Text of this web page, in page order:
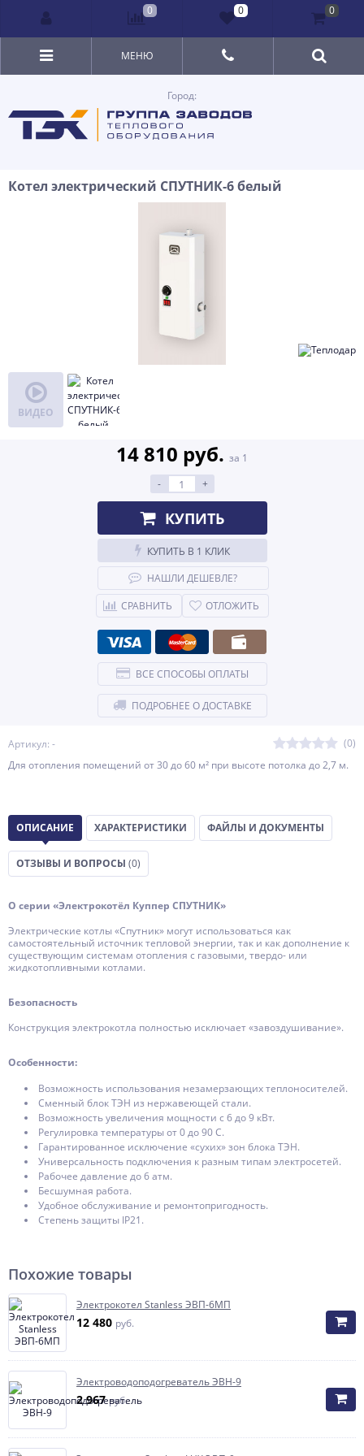
Город:
МЕНЮ
Котел электрический СПУТНИК-6 белый
ВИДЕО
Артикул: -
(0)
Для отопления помещений от 30 до 60 м² при высоте потолка до 2,7 м.
14 810 руб. за 1
-
+
КУПИТЬ
КУПИТЬ В 1 КЛИК
НАШЛИ ДЕШЕВЛЕ?
СРАВНИТЬ
ОТЛОЖИТЬ
ВСЕ СПОСОБЫ ОПЛАТЫ
ПОДРОБНЕЕ О ДОСТАВКЕ
ОПИСАНИЕ ХАРАКТЕРИСТИКИ ФАЙЛЫ И ДОКУМЕНТЫ
ОТЗЫВЫ И ВОПРОСЫ (0)
О серии «Электрокотёл Куппер СПУТНИК»
Электрические котлы «Спутник» могут использоваться как
самостоятельный источник тепловой энергии, так и как дополнение к
существующим системам отопления с газовыми, твердо- или
жидкотопливными котлами.
Безопасность
Конструкция электрокотла полностью исключает «завоздушивание».
Особенности:
Возможность использования незамерзающих теплоносителей.
Сменный блок ТЭН из нержавеющей стали.
Возможность увеличения мощности с 6 до 9 кВт.
Регулировка температуры от 0 до 90 С.
Гарантированное исключение «сухих» зон блока ТЭН.
Универсальность подключения к разным типам электросетей.
Рабочее давление до 6 атм.
Бесшумная работа.
Удобное обслуживание и ремонтопригодность.
Степень защиты IP21.
Похожие товары
Электрокотел Stanless ЭВП-6МП
12 480 руб.
Электроводоподогреватель ЭВН-9
2 967руб.
0 0 0